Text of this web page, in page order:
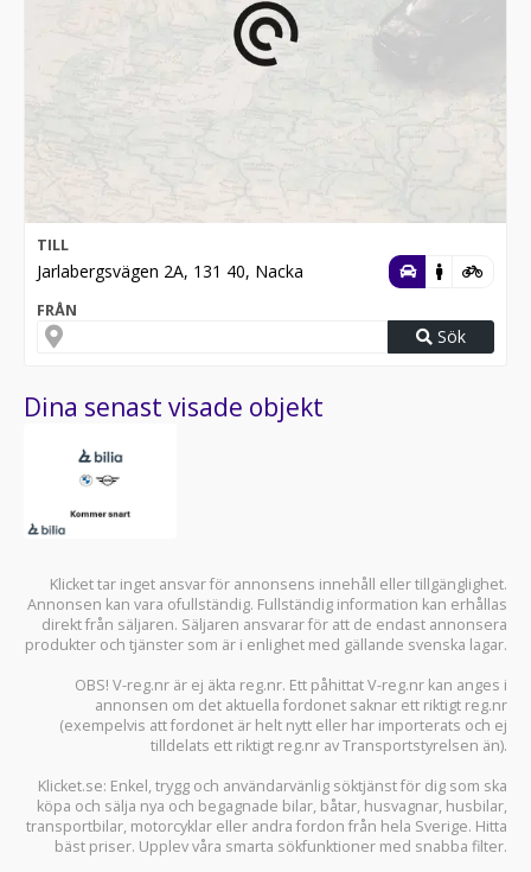
TILL
Jarlabergsvägen 2A, 131 40, Nacka
FRÅN
Sök
Dina senast visade objekt
Klicket tar inget ansvar för annonsens innehåll eller tillgänglighet.
Annonsen kan vara ofullständig. Fullständig information kan erhållas
direkt från säljaren. Säljaren ansvarar för att de endast annonsera
produkter och tjänster som är i enlighet med gällande svenska lagar.
OBS! V-reg.nr är ej äkta reg.nr. Ett påhittat V-reg.nr kan anges i
annonsen om det aktuella fordonet saknar ett riktigt reg.nr
(exempelvis att fordonet är helt nytt eller har importerats och ej
tilldelats ett riktigt reg.nr av Transportstyrelsen än).
Klicket.se: Enkel, trygg och användarvänlig söktjänst för dig som ska
köpa och sälja nya och begagnade bilar, båtar, husvagnar, husbilar,
transportbilar, motorcyklar eller andra fordon från hela Sverige. Hitta
bäst priser. Upplev våra smarta sökfunktioner med snabba filter.